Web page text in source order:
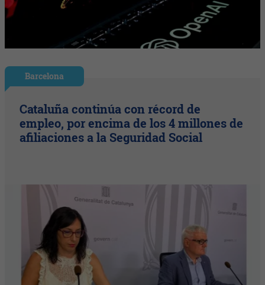
Barcelona
Cataluña continúa con récord de
empleo, por encima de los 4 millones de
afiliaciones a la Seguridad Social